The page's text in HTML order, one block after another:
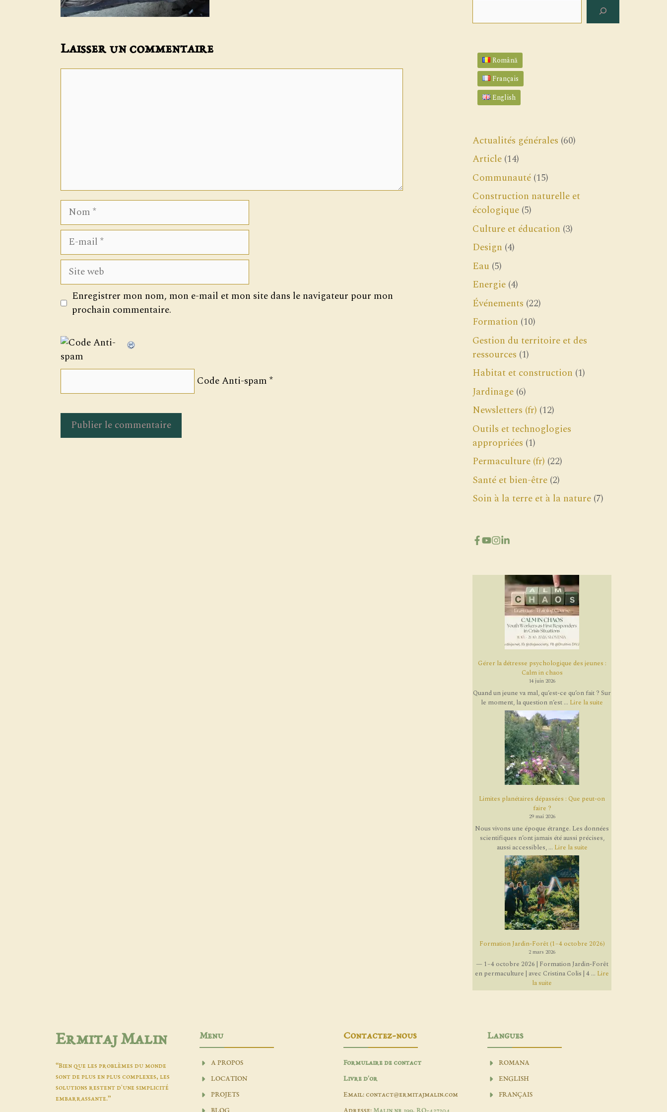
Laisser un commentaire
Nom
E-
mail
Site
web
Enregistrer mon nom, mon e-mail et mon site dans le navigateur pour mon
prochain commentaire.
Code Anti-spam *
Română
Français
English
Actualités générales (60)
Article (14)
Communauté (15)
Construction naturelle et
écologique (5)
Culture et éducation (3)
Design (4)
Eau (5)
Energie (4)
Événements (22)
Formation (10)
Gestion du territoire et des
ressources (1)
Habitat et construction (1)
Jardinage (6)
Newsletters (fr) (12)
Outils et technoglogies
appropriées (1)
Permaculture (fr) (22)
Santé et bien-être (2)
Soin à la terre et à la nature (7)
Gérer la détresse psychologique des jeunes :
Calm in chaos
14 juin 2026
Quand un jeune va mal, qu’est-ce qu’on fait ? Sur
le moment, la question n’est ... Lire la suite
Limites planétaires dépassées : Que peut-on
faire ?
29 mai 2026
Nous vivons une époque étrange. Les données
scientifiques n’ont jamais été aussi précises,
aussi accessibles, ... Lire la suite
Formation Jardin-Forêt (1–4 octobre 2026)
2 mars 2026
— 1–4 octobre 2026 | Formation Jardin-Forêt
en permaculture | avec Cristina Colis | 4 ... Lire
la suite
Ermitaj Malin
“Bien que les problèmes du monde
sont de plus en plus complexes, les
solutions restent d'une simplicité
embarrassante.”
Menu
A PROPOS
LOCATION
PROJETS
BLOG
Contactez-nous
Formulaire de contact
Livre d'or
Email: contact@ermitajmalin.com
Adresse: Malin nr 199, RO-427204
Langues
ROMANA
ENGLISH
FRANÇAIS